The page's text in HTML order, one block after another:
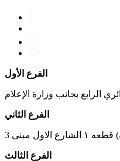
الفرع الأول
الرابع بجانب وزارة الإعلام
الفرع الثاني
مبنى 3
الفرع الثالث